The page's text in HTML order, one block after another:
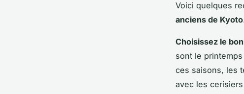
Voici quelques
anciens de Kyoto
Choisissez le
sont le
ces saisons, les
avec les